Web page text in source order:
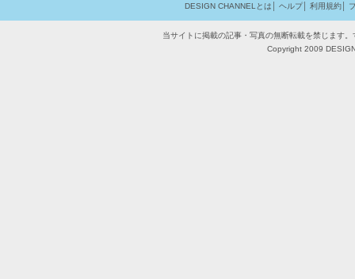
DESIGN CHANNELとは ヘルプ│ 利用規約│
当サイトに掲載の記事・写真の無断転載を禁じます
Copyright 2009